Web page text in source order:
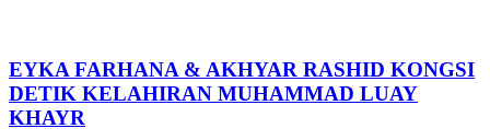
EYKA FARHANA & AKHYAR RASHID KONGSI
DETIK KELAHIRAN MUHAMMAD LUAY
KHAYR